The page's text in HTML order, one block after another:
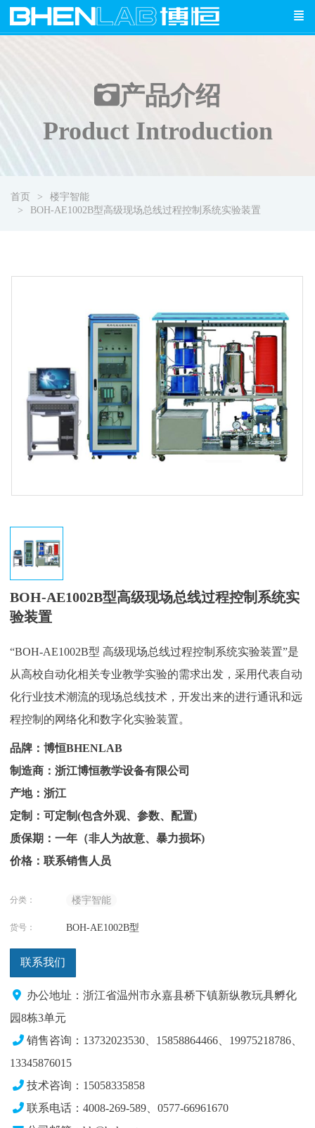
产品介绍
Product Introduction
首页
楼宇智能
BOH-AE1002B型高级现场总线过程控制系统实验装置
BOH-AE1002B型高级现场总线过程控制系统实
验装置
“BOH-AE1002B型 高级现场总线过程控制系统实验装置”是
从高校自动化相关专业教学实验的需求出发，采用代表自动
化行业技术潮流的现场总线技术，开发出来的进行通讯和远
程控制的网络化和数字化实验装置。
品牌：博恒BHENLAB
制造商：浙江博恒教学设备有限公司
产地：浙江
定制：可定制(包含外观、参数、配置)
质保期：一年（非人为故意、暴力损坏)
价格：联系销售人员
分类： 楼宇智能
货号： BOH-AE1002B型
联系我们
办公地址：浙江省温州市永嘉县桥下镇新纵教玩具孵化
园8栋3单元
销售咨询：13732023530、15858864466、19975218786
13345876015
技术咨询：15058335858
联系电话：4008-269-589、0577-66961670